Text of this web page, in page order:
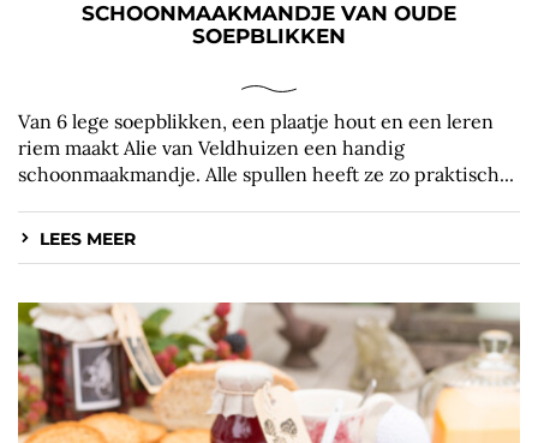
SCHOONMAAKMANDJE VAN OUDE
SOEPBLIKKEN
Van 6 lege soepblikken, een plaatje hout en een leren
riem maakt Alie van Veldhuizen een handig
schoonmaakmandje. Alle spullen heeft ze zo praktisch...
LEES MEER